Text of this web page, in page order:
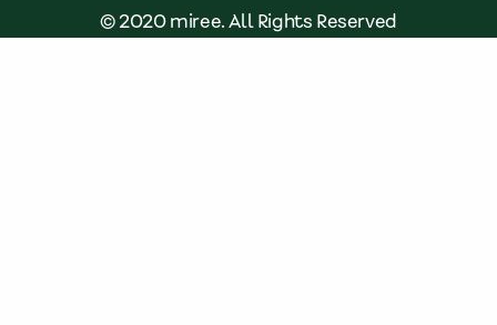
© 2020 miree. All Rights Reserved